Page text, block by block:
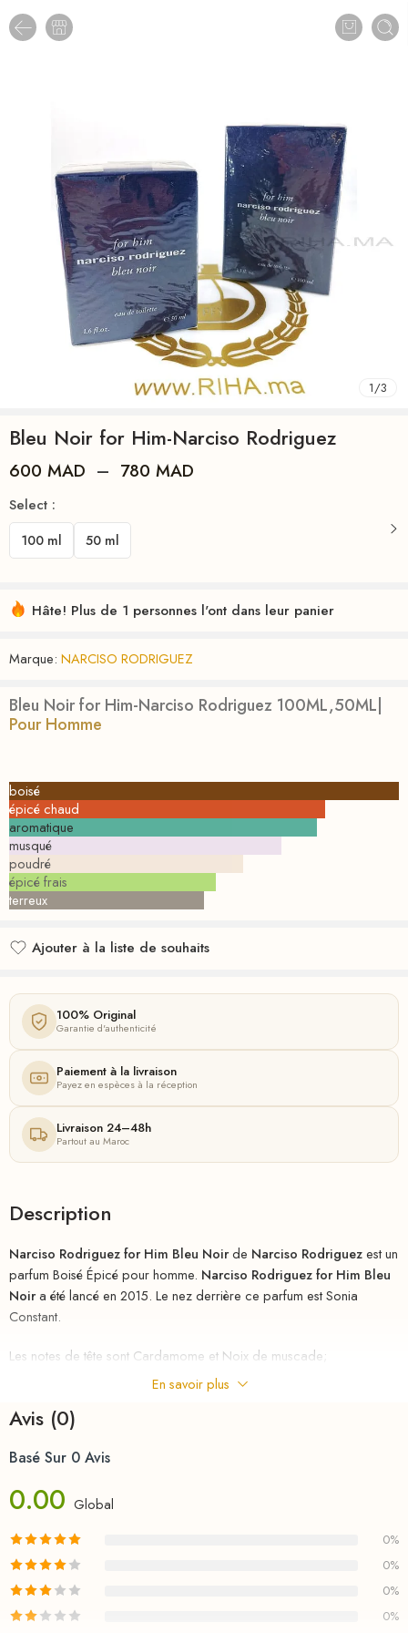
1/3
Bleu Noir for Him-Narciso Rodriguez
600 MAD – 780 MAD
Select :
100 ml 50 ml
Hâte! Plus de 1 personnes l'ont dans leur panier
Marque: NARCISO RODRIGUEZ
Bleu Noir for Him-Narciso Rodriguez 100ML,50ML|
Pour Homme
boisé
épicé chaud
aromatique
musqué
poudré
épicé frais
terreux
Ajouter à la liste de souhaits
100% Original
Garantie d'authenticité
Paiement à la livraison
Payez en espèces à la réception
Livraison 24–48h
Partout au Maroc
Description
Narciso Rodriguez for Him Bleu Noirde Narciso Rodriguezest un
parfum Boisé Épicé pour homme. Narciso Rodriguez for Him Bleu
Noira été lancé en 2015. Le nez derrière ce parfum est Sonia
Constant.
Les notes de tête sont Cardamome et Noix de muscade;
la note de coeur est Musc;
les notes de fond sont Vétiver,
Bois d’ébène et Ambre.
riha.ma Description
Parfum au meilleurs
MAROC , le nouveau parfum d’un homme pleinement accompli.
Capable de surmonter tous les challenges, il ne prend jamais rien
En savoir plus
Avis (0)
Basé Sur 0 Avis
0.00 Global
0%
0%
0%
0%